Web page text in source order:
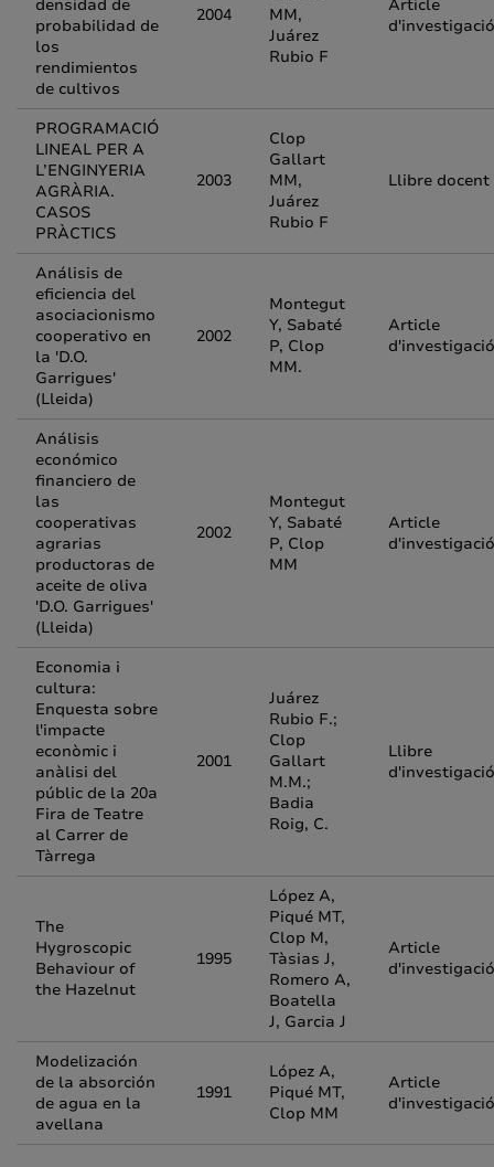
densidad de
probabilidad de
los
rendimientos
de cultivos
2004
MM,
Juárez
Rubio F
Article
d'investigació
PROGRAMACIÓ
LINEAL PER A
L’ENGINYERIA
AGRÀRIA.
CASOS
PRÀCTICS
2003
Clop
Gallart
MM,
Juárez
Rubio F
Llibre docent
Análisis de
eficiencia del
asociacionismo
cooperativo en
la 'D.O.
Garrigues'
(Lleida)
2002
Montegut
Y, Sabaté
P, Clop
MM.
Article
d'investigació
Análisis
económico
financiero de
las
cooperativas
agrarias
productoras de
aceite de oliva
'D.O. Garrigues'
(Lleida)
2002
Montegut
Y, Sabaté
P, Clop
MM
Article
d'investigació
Economia i
cultura:
Enquesta sobre
l'impacte
econòmic i
anàlisi del
públic de la 20a
Fira de Teatre
al Carrer de
Tàrrega
2001
Juárez
Rubio F.;
Clop
Gallart
M.M.;
Badia
Roig, C.
Llibre
d'investigació
The
Hygroscopic
Behaviour of
the Hazelnut
1995
López A,
Piqué MT,
Clop M,
Tàsias J,
Romero A,
Boatella
J, Garcia J
Article
d'investigació
Modelización
de la absorción
de agua en la
avellana
1991
López A,
Piqué MT,
Clop MM
Article
d'investigació